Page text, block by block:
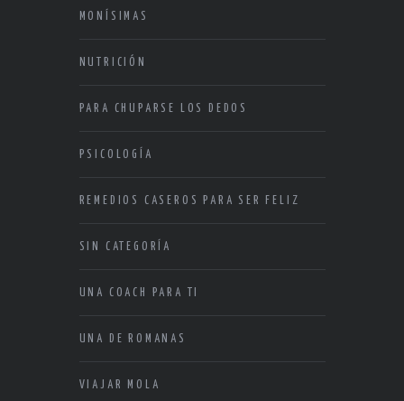
MONÍSIMAS
NUTRICIÓN
PARA CHUPARSE LOS DEDOS
PSICOLOGÍA
REMEDIOS CASEROS PARA SER FELIZ
SIN CATEGORÍA
UNA COACH PARA TI
UNA DE ROMANAS
VIAJAR MOLA